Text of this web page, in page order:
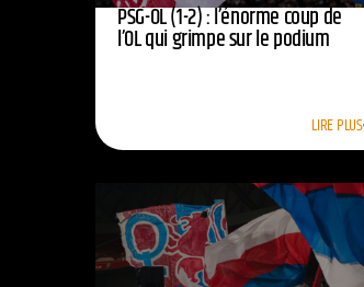
PSG-OL (1-2) : l’énorme coup de
l’OL qui grimpe sur le podium
LIRE PLUS